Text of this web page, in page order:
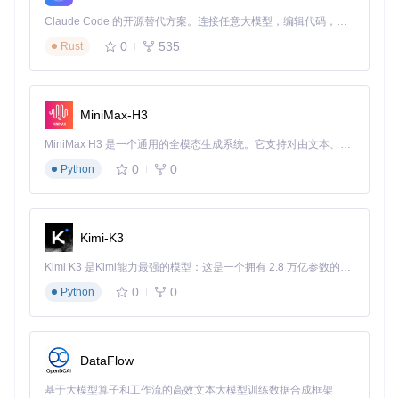
⚠️⚠️ 中风险
按下Win+R键，输入taskschd.msc
展开"任务计划程序库"，检查以下路径是否存在异常任
务：
Microsoft\Windows\Windows Defender
Microsoft\Windows\UpdateOrchestrator
删除与安全工具相关的异常条目
切换到"启动"选项卡，禁用所有未知启动项
回滚方案：在任务计划程序中导出删除的任务，在系统配置中
记录原始启动项状态。
方案4：重置安全中心注册表
重要提醒：操作注册表前请务必备份！
按下Win+R键，输入
导航至以下路径：
Claude Code 的开源替代方案。连接任意大模型，编辑代码，运行命令，自动验证 — 全自动执行。用 Rust 构建，极致性能。 ｜ An open-source alternative to Claude Code. Connect any LLM, edit code, run commands, and verify changes — autonomously. Built in Rust for speed. Get Started
Rust
0 535
MiniMax-H3
MiniMax H3 是一个通用的全模态生成系统。它支持对由文本、图像、视频和音频组成的多模态上下文进行统一理解，并能生成分辨率高达 2K、时长可达 15 秒的带原生立体声音频的视频。得益于面向任务泛化的系统设计，H3 在预训练阶段就已具备广泛的多模态上下文理解与生成能力，能够出色地执行复杂的多模态指令。
Python
0 0
Kimi-K3
Kimi K3 是Kimi能力最强的模型：这是一个拥有 2.8 万亿参数的混合专家（MoE）模型，具备原生视觉理解能力，并支持 100 万 token 的上下文窗口。
Python
0 0
DataFlow
基于大模型算子和工作流的高效文本大模型训练数据合成框架